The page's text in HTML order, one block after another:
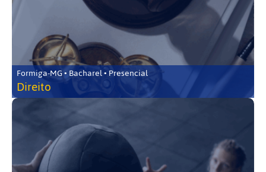
Formiga-MG • Bacharel • Presencial
Direito